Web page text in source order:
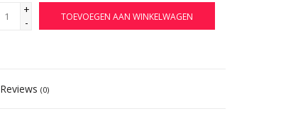
+
-
TOEVOEGEN AAN WINKELWAGEN
Reviews(0)